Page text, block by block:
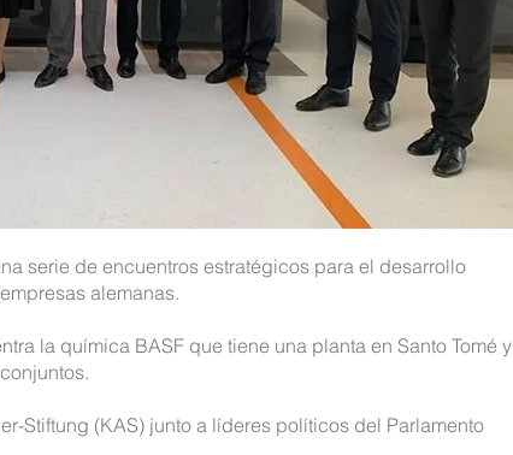
serie de encuentros estratégicos para el desarrollo
alemanas.
la química BASF que tiene una planta en Santo Tomé y
Stiftung (KAS) junto a líderes políticos del Parlamento